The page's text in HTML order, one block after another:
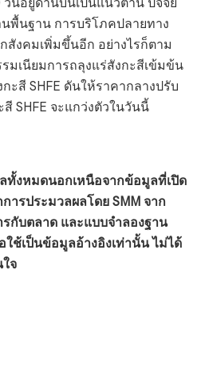
วันอยู่ด้านบนเป็นแนวต้าน ปัจจัย
พื้นฐาน การบริโภคปลายทาง
งคมเพิ่มขึ้นอีก อย่างไรก็ตาม
มเนียมการถลุงแร่สังกะสีเข้มข้น
ะสี SHFE ดันให้ราคากลางปรับ
SHFE จะแกว่งตัวในวันนี้
ทั้งหมดนอกเหนือจากข้อมูลที่เปิด
ารประมวลผลโดย SMM จาก
กับตลาด และแบบจำลองฐาน
ใช้เป็นข้อมูลอ้างอิงเท่านั้น ไม่ได้
จ